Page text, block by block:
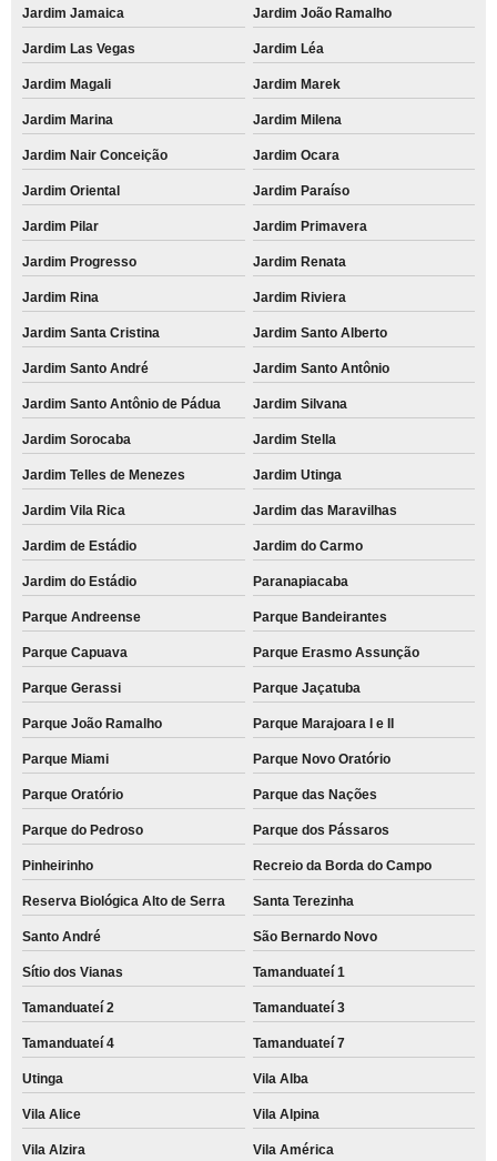
Jardim Jamaica Jardim João Ramalho
Jardim Las Vegas Jardim Léa
Jardim Magali Jardim Marek
Jardim Marina Jardim Milena
Jardim Nair Conceição Jardim Ocara
Jardim Oriental Jardim Paraíso
Jardim Pilar Jardim Primavera
Jardim Progresso Jardim Renata
Jardim Rina Jardim Riviera
Jardim Santa Cristina Jardim Santo Alberto
Jardim Santo André Jardim Santo Antônio
Jardim Santo Antônio de Pádua Jardim Silvana
Jardim Sorocaba Jardim Stella
Jardim Telles de Menezes Jardim Utinga
Jardim Vila Rica Jardim das Maravilhas
Jardim de Estádio Jardim do Carmo
Jardim do Estádio Paranapiacaba
Parque Andreense Parque Bandeirantes
Parque Capuava Parque Erasmo Assunção
Parque Gerassi Parque Jaçatuba
Parque João Ramalho Parque Marajoara I e II
Parque Miami Parque Novo Oratório
Parque Oratório Parque das Nações
Parque do Pedroso Parque dos Pássaros
Pinheirinho Recreio da Borda do Campo
Reserva Biológica Alto de Serra Santa Terezinha
Santo André São Bernardo Novo
Sítio dos Vianas Tamanduateí 1
Tamanduateí 2 Tamanduateí 3
Tamanduateí 4 Tamanduateí 7
Utinga Vila Alba
Vila Alice Vila Alpina
Vila Alzira Vila América